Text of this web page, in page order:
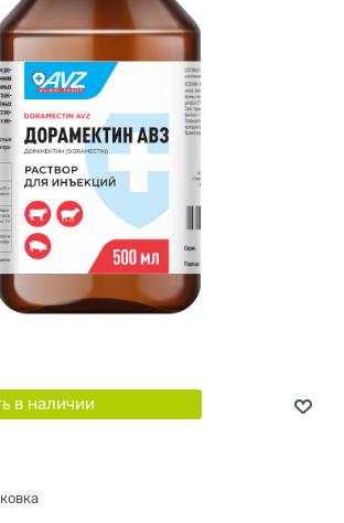
в наличии